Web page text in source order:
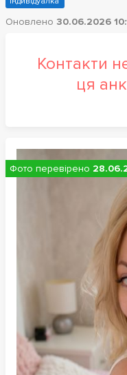
Оновлено 30.06.2026
Контакти
ця
Фото перевірено